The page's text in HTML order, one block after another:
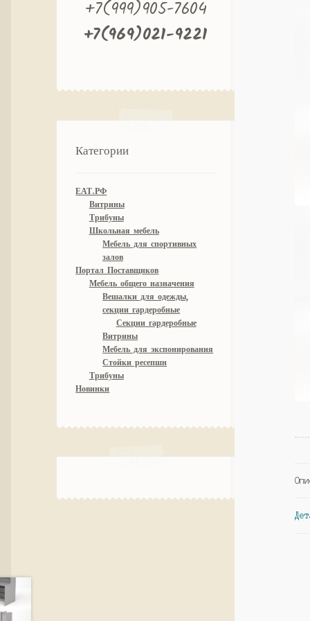
+7(999)905-7604
+7(969)021-9221
Категории
ЕАТ.РФ
Витрины
Трибуны
Школьная мебель
Мебель для спортивных
залов
Портал Поставщиков
Мебель общего назначения
Вешалки для одежды,
секции гардеробные
Секции гардеробные
Витрины
Мебель для экспонирования
Стойки ресепшн
Трибуны
Новинки